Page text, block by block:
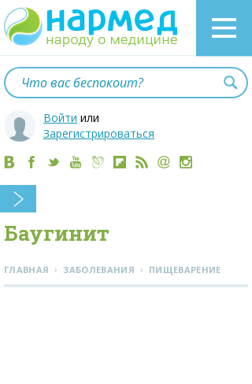
Войти или
Зарегистрироваться
Баугинит
ГЛАВНАЯ › ЗАБОЛЕВАНИЯ › ПИЩЕВАРЕНИЕ